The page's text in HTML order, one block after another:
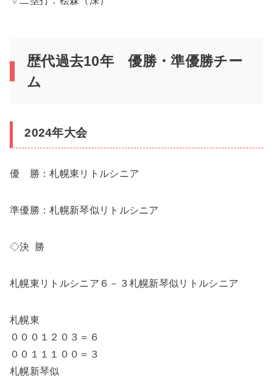
歴代過去10年 優勝・準優勝チー
ム
2024年大会
優 勝：札幌東リトルシニア
準優勝：札幌新琴似リトルシニア
◇決 勝
札幌東リトルシニア６－３札幌新琴似リトルシニア
札幌東
０００１２０３＝６
００１１１００＝３
札幌新琴似